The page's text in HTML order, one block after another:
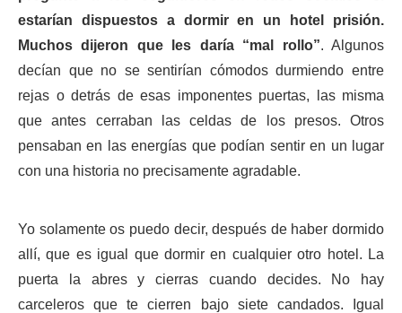
estarían dispuestos a dormir en un hotel prisión.
Muchos dijeron que les daría “mal rollo”. Algunos
decían que no se sentirían cómodos durmiendo entre
rejas o detrás de esas imponentes puertas, las misma
que antes cerraban las celdas de los presos. Otros
pensaban en las energías que podían sentir en un lugar
con una historia no precisamente agradable.
Yo solamente os puedo decir, después de haber dormido
allí, que es igual que dormir en cualquier otro hotel. La
puerta la abres y cierras cuando decides. No hay
carceleros que te cierren bajo siete candados. Igual